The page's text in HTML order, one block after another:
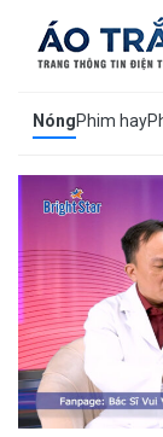
NóngPhim hay